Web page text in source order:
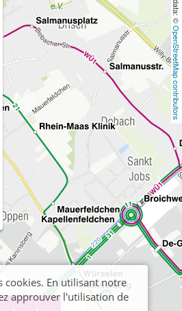
OpenStreetMap contributors
cookies. En utilisant notre
approuver l'utilisation de